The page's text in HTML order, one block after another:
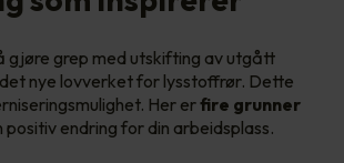
gjøre grep med utskifting av utgått
nye lovverket for lysstoffrør. Dette
Her erfire grunner
endring for din arbeidsplass.